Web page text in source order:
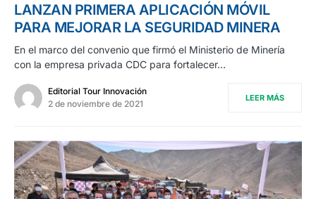
LANZAN PRIMERA APLICACIÓN MÓVIL
PARA MEJORAR LA SEGURIDAD MINERA
En el marco del convenio que firmó el Ministerio de Minería
con la empresa privada CDC para fortalecer…
Editorial Tour Innovación
2 de noviembre de 2021
LEER MÁS